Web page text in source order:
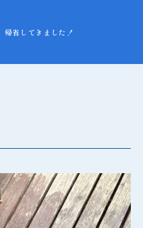
帰省してきました！